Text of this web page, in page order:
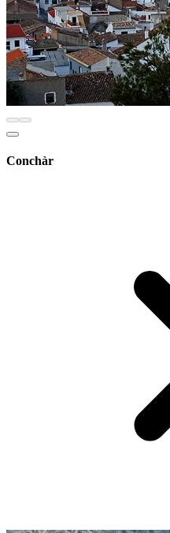
Conchàr